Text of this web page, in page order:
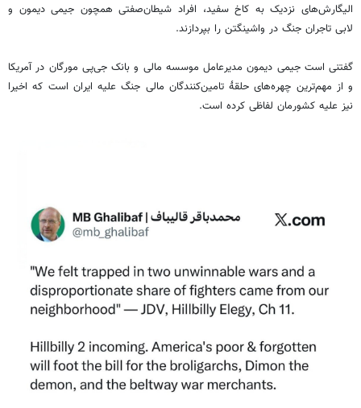
الیگارش‌های نزدیک به کاخ سفید، افراد شیطان‌صفتی همچون جیمی دیمون و
لابی تاجران جنگ در واشینگتن را بپردازند.
گفتنی است جیمی دیمون مدیرعامل موسسه مالی و بانک جی‌پی مورگان در آمریکا
و از مهم‌ترین چهره‌های حلقهٔ تامین‌کنندگان مالی جنگ علیه ایران است که اخیرا
نیز علیه کشورمان لفاظی کرده است.